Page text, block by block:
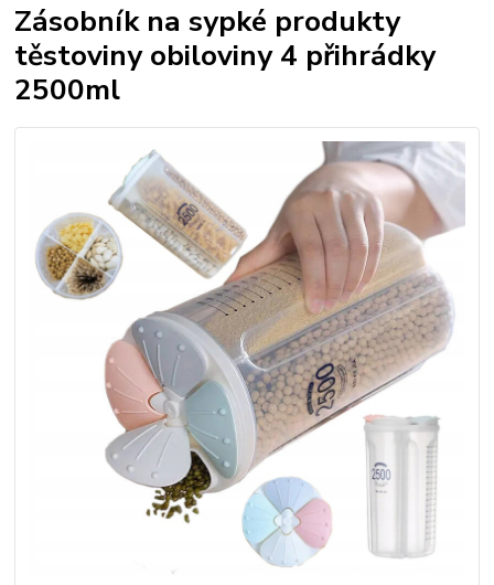
Zásobník na sypké produkty
těstoviny obiloviny 4 přihrádky
2500ml